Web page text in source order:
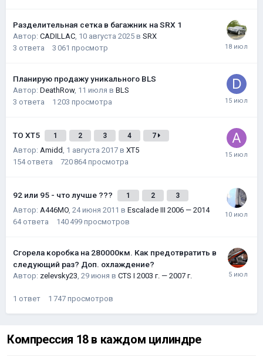
Разделительная сетка в багажник на SRX 1
Автор: CADILLAC, 10 августа 2025 в SRX
3 ответа 3 061 просмотр
Планирую продажу уникального BLS
Автор: DeathRow, 11 июля в BLS
3 ответа 1 203 просмотра
ТО XT5 1 2 3 4 7
Автор: Amidd, 1 августа 2017 в XT5
154 ответа 720 864 просмотра
92 или 95 - что лучше ??? 1 2 3
Автор: A446MO, 24 июня 2011 в Escalade III 2006 — 2014
64 ответа 140 499 просмотров
Сгорела коробка на 280000км. Как предотвратить в
следующий раз? Доп. охлаждение?
Автор: zelevsky23, 29 июня в CTS I 2003 г. — 2007 г.
1 ответ 1 747 просмотров
Компрессия 18 в каждом цилиндре